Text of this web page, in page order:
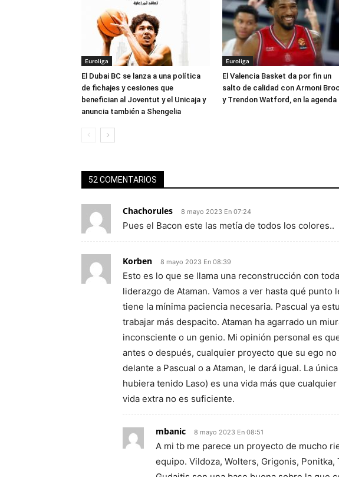
Euroliga
El Dubai BC se lanza a una política
de fichajes y cesiones que
benefician al Joventut y el Unicaja y
anuncia también a Shengelia
Euroliga
El Valencia Basket da por fin un
salto de calidad con Armoni
y Trendon Watford, en la agenda
52 COMENTARIOS
Chachorules 8 mayo 2023 En 07:24
Pues el Bacon este las metía de todos los colores..
Korben 8 mayo 2023 En 08:39
Esto es lo que se llama una reconstrucción con
liderazgo de Ataman. Vamos a ver hasta qué punto
tiene la mínima paciencia necesaria. Pascual ya
trabajar más despacito. Ataman ha agarrado un
inconsciente o un genio. Mi opinión personal es
antes o después, cualquier proyecto que su ego
delante a Pascual o a Ataman, le dará igual. La
hubiera tenido Laso) es una vida más que
vida extra no es suficiente.
mbanic 8 mayo 2023 En 08:51
A mi tb me parece un proyecto de mucho
equipo. Vildoza, Wolters, Grigonis,